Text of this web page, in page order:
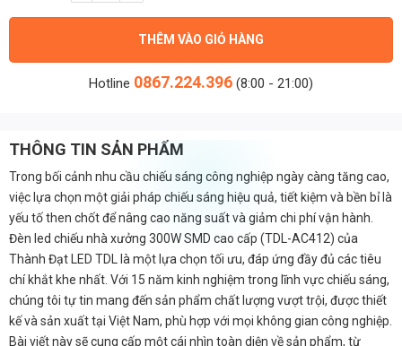
THÊM VÀO GIỎ HÀNG
Hotline 0867.224.396 (8:00 - 21:00)
THÔNG TIN SẢN PHẨM
Trong bối cảnh nhu cầu chiếu sáng công nghiệp ngày càng tăng cao,
việc lựa chọn một giải pháp chiếu sáng hiệu quả, tiết kiệm và bền bỉ là
yếu tố then chốt để nâng cao năng suất và giảm chi phí vận hành.
Đèn led chiếu nhà xưởng 300W SMD cao cấp (TDL-AC412) của
Thành Đạt LED TDL là một lựa chọn tối ưu, đáp ứng đầy đủ các tiêu
chí khắt khe nhất. Với 15 năm kinh nghiệm trong lĩnh vực chiếu sáng,
chúng tôi tự tin mang đến sản phẩm chất lượng vượt trội, được thiết
kế và sản xuất tại Việt Nam, phù hợp với mọi không gian công nghiệp.
Bài viết này sẽ cung cấp một cái nhìn toàn diện về sản phẩm, từ